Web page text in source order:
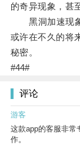
的奇异现象，甚
黑洞加速现象
或许在不久的将
秘密。
#44#
评论
游客
这款app的客服非常
作。